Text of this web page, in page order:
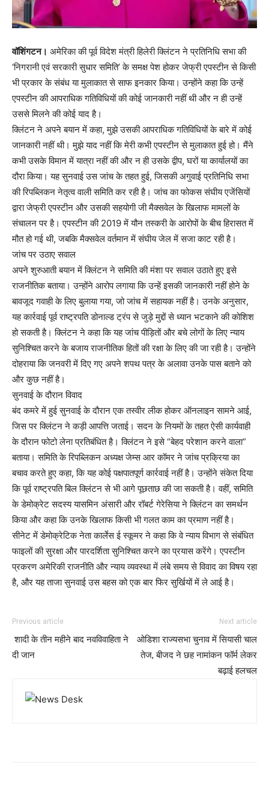
वॉशिंगटन। अमेरिका की पूर्व विदेश मंत्री हिलेरी क्लिंटन ने प्रतिनिधि सभा की
‘निगरानी एवं सरकारी सुधार समिति’ के समक्ष पेश होकर जेफ्री एपस्टीन से किसी
भी प्रकार के संबंध या मुलाकात से साफ इनकार किया। उन्होंने कहा कि उन्हें
एपस्टीन की आपराधिक गतिविधियों की कोई जानकारी नहीं थी और न ही उन्हें
उससे मिलने की कोई याद है।
क्लिंटन ने अपने बयान में कहा, मुझे उसकी आपराधिक गतिविधियों के बारे में कोई
जानकारी नहीं थी। मुझे याद नहीं कि मेरी कभी एपस्टीन से मुलाकात हुई हो। मैंने
कभी उसके विमान में यात्रा नहीं की और न ही उसके द्वीप, घरों या कार्यालयों का
दौरा किया। यह सुनवाई उस जांच के तहत हुई, जिसकी अगुवाई प्रतिनिधि सभा
की रिपब्लिकन नेतृत्व वाली समिति कर रही है। जांच का फोकस संघीय एजेंसियों
द्वारा जेफ्री एपस्टीन और उसकी सहयोगी जी मैक्सवेल के खिलाफ मामलों के
संचालन पर है। एपस्टीन की 2019 में यौन तस्करी के आरोपों के बीच हिरासत में
मौत हो गई थी, जबकि मैक्सवेल वर्तमान में संघीय जेल में सजा काट रही है।
जांच पर उठाए सवाल
अपने शुरुआती बयान में क्लिंटन ने समिति की मंशा पर सवाल उठाते हुए इसे
राजनीतिक बताया। उन्होंने आरोप लगाया कि उन्हें इसकी जानकारी नहीं होने के
बावजूद गवाही के लिए बुलाया गया, जो जांच में सहायक नहीं है। उनके अनुसार,
यह कार्रवाई पूर्व राष्ट्रपति डोनाल्ड ट्रंप से जुड़े मुद्दों से ध्यान भटकाने की कोशिश
हो सकती है। क्लिंटन ने कहा कि यह जांच पीड़ितों और बचे लोगों के लिए न्याय
सुनिश्चित करने के बजाय राजनीतिक हितों की रक्षा के लिए की जा रही है। उन्होंने
दोहराया कि जनवरी में दिए गए अपने शपथ पत्र के अलावा उनके पास बताने को
और कुछ नहीं है।
सुनवाई के दौरान विवाद
बंद कमरे में हुई सुनवाई के दौरान एक तस्वीर लीक होकर ऑनलाइन सामने आई,
जिस पर क्लिंटन ने कड़ी आपत्ति जताई। सदन के नियमों के तहत ऐसी कार्यवाही
के दौरान फोटो लेना प्रतिबंधित है। क्लिंटन ने इसे “बेहद परेशान करने वाला”
बताया। समिति के रिपब्लिकन अध्यक्ष जेम्स आर कॉमर ने जांच प्रक्रिया का
बचाव करते हुए कहा, कि यह कोई पक्षपातपूर्ण कार्रवाई नहीं है। उन्होंने संकेत दिया
कि पूर्व राष्ट्रपति बिल क्लिंटन से भी आगे पूछताछ की जा सकती है। वहीं, समिति
के डेमोक्रेट सदस्य यासमिन अंसारी और रॉबर्ट गेरेसिया ने क्लिंटन का समर्थन
किया और कहा कि उनके खिलाफ किसी भी गलत काम का प्रमाण नहीं है।
सीनेट में डेमोक्रेटिक नेता कार्लेस ई स्कूमर ने कहा कि वे न्याय विभाग से संबंधित
फाइलों की सुरक्षा और पारदर्शिता सुनिश्चित करने का प्रयास करेंगे। एपस्टीन
प्रकरण अमेरिकी राजनीति और न्याय व्यवस्था में लंबे समय से विवाद का विषय रहा
है, और यह ताजा सुनवाई उस बहस को एक बार फिर सुर्खियों में ले आई है।
Previous article
शादी के तीन महीने बाद नवविवाहिता ने
दी जान
Next article
ओडिशा राज्यसभा चुनाव में सियासी चाल
तेज, बीजद ने छह नामांकन फॉर्म लेकर
बढ़ाई हलचल